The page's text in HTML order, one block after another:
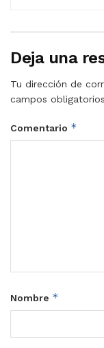
Deja una
Tu dirección de
campos
Comentario *
Nombre *